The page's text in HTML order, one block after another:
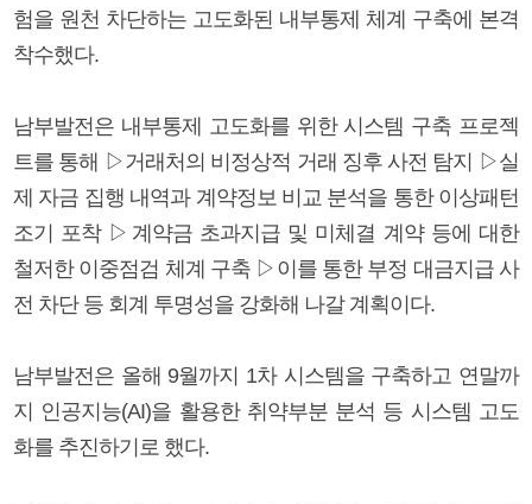
험을 원천 차단하는 고도화된 내부통제 체계 구축에 본격
착수했다.
남부발전은 내부통제 고도화를 위한 시스템 구축 프로젝
트를 통해 ▷거래처의 비정상적 거래 징후 사전 탐지 ▷실
제 자금 집행 내역과 계약정보 비교 분석을 통한 이상패턴
조기 포착 ▷계약금 초과지급 및 미체결 계약 등에 대한
철저한 이중점검 체계 구축 ▷이를 통한 부정 대금지급 사
전 차단 등 회계 투명성을 강화해 나갈 계획이다.
남부발전은 올해 9월까지 1차 시스템을 구축하고 연말까
지 인공지능(AI)을 활용한 취약부분 분석 등 시스템 고도
화를 추진하기로 했다.